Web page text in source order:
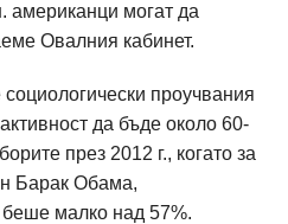
американци могат да
Овалния кабинет.
проучвания
да бъде около 60-
през 2012 г., когато за
Барак Обама,
беше малко над 57%.